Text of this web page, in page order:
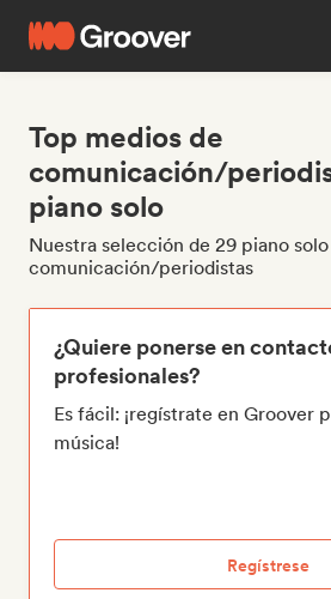
Top medios de
comunicación/
piano solo
Nuestra selección de 29 piano
comunicación/periodistas
¿Quiere ponerse en
profesionales?
Es fácil: ¡regístrate en Groover
música!
Regístrese